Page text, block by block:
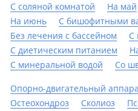
С соляной комнатой
На май
На июнь
С бишофитными
Без лечения с бассейном
С
С диетическим питанием
С минеральной водой
Со
Опорно-двигательный
Остеохондроз
Сколиоз